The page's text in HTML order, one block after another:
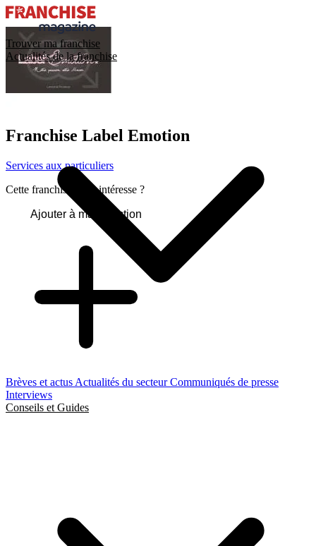
Trouver ma franchise
Actualités de la franchise
Brèves et actus Actualités du secteurCommuniqués de presse
Interviews
Conseils et Guides
Franchise Label Emotion
Services aux particuliers
Cette franchise vous intéresse ?
Ajouter à ma sélection